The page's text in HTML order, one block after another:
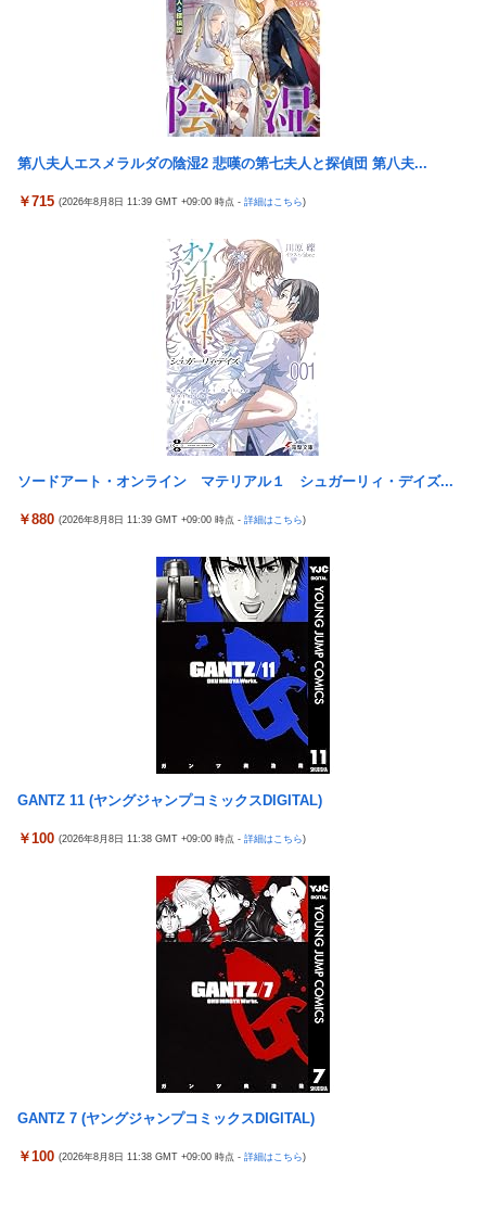
【速報】 ひろゆき、離婚ｗｗｗｗｗｗ
メトロイドプライム4 新品が2999円に…
『マリオカートワールド』はどうすればよかったのか…
ヨーロッパが中国製メガソーラーを締め出しｗｗｗ
令和「8」年「8」月「8」日の試合で「88」分に背番号「8」サン
フレッチェ広島MF川村拓夢がゴール
【画像】小島はな🌸さん、虫が寄ってきて囲まれてしまう！
かったと思っていた」
海外「日本はさすが過ぎるｗ」 日本は野生動物の喧嘩さえ可愛く
なってしまうと世界が騒然
ガキ「世界を救います」←飽きた。おっさんにしろ
野田昇吾、初の準優進出目前も「一回希望」で賞典除外
【画像】セクシー女優・涼森れむ、パンティ脱ぎかけのナマ乳が
【医師解説】飲酒後の「締めのラーメン欲」の原因は？ 脳の錯覚
と真実
国生さゆり、『おニャン子クラブ』時代のライバル関係語る サ
堀大輔「にこにこ」筋トレ中 コメント「寝たほうが良い」堀大
輔「！！」筋トレ器具を破壊
『ソニーが嫌い』←まあわかる『ソニー信者が嫌い』←まあわか
る『任天堂信者が嫌い』←まあわかる
彼女を身体と顔で選んだ結果...
第八夫人エスメラルダの陰湿2 悲嘆の第七夫人と探偵団 第八夫...
￥715 (2026年8月8日 11:39 GMT +09:00 時点 - 詳細はこちら)
ソードアート・オンライン マテリアル１ シュガーリィ・デイズ...
￥880 (2026年8月8日 11:39 GMT +09:00 時点 - 詳細はこちら)
GANTZ 11 (ヤングジャンプコミックスDIGITAL)
￥100 (2026年8月8日 11:38 GMT +09:00 時点 - 詳細はこちら)
GANTZ 7 (ヤングジャンプコミックスDIGITAL)
￥100 (2026年8月8日 11:38 GMT +09:00 時点 - 詳細はこちら)